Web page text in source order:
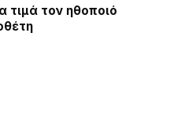
τιμά τον ηθοποιό